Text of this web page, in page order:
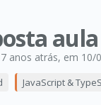
anos atrás, em 10/
JavaScript &